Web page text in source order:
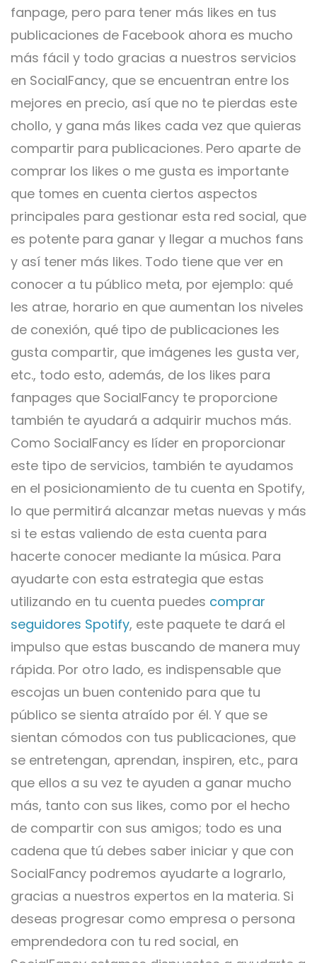
fanpage, pero para tener más likes en tus
publicaciones de Facebook ahora es mucho
más fácil y todo gracias a nuestros servicios
en SocialFancy, que se encuentran entre los
mejores en precio, así que no te pierdas este
chollo, y gana más likes cada vez que quieras
compartir para publicaciones. Pero aparte de
comprar los likes o me gusta es importante
que tomes en cuenta ciertos aspectos
principales para gestionar esta red social, que
es potente para ganar y llegar a muchos fans
y así tener más likes. Todo tiene que ver en
conocer a tu público meta, por ejemplo: qué
les atrae, horario en que aumentan los niveles
de conexión, qué tipo de publicaciones les
gusta compartir, que imágenes les gusta ver,
etc., todo esto, además, de los likes para
fanpages que SocialFancy te proporcione
también te ayudará a adquirir muchos más.
Como SocialFancy es líder en proporcionar
este tipo de servicios, también te ayudamos
en el posicionamiento de tu cuenta en Spotify,
lo que permitirá alcanzar metas nuevas y más
si te estas valiendo de esta cuenta para
hacerte conocer mediante la música. Para
ayudarte con esta estrategia que estas
utilizando en tu cuenta puedes comprar
seguidores Spotify, este paquete te dará el
impulso que estas buscando de manera muy
rápida. Por otro lado, es indispensable que
escojas un buen contenido para que tu
público se sienta atraído por él. Y que se
sientan cómodos con tus publicaciones, que
se entretengan, aprendan, inspiren, etc., para
que ellos a su vez te ayuden a ganar mucho
más, tanto con sus likes, como por el hecho
de compartir con sus amigos; todo es una
cadena que tú debes saber iniciar y que con
SocialFancy podremos ayudarte a lograrlo,
gracias a nuestros expertos en la materia. Si
deseas progresar como empresa o persona
emprendedora con tu red social, en